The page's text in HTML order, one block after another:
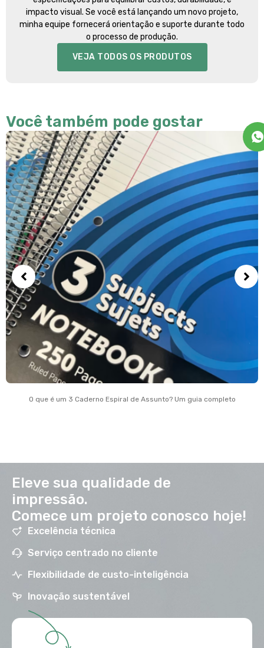
impacto visual. Se você está lançando um novo projeto,
minha equipe fornecerá orientação e suporte durante todo
o processo de produção.
VEJA TODOS OS PRODUTOS
Você também pode gostar
O que é um 3 Caderno Espiral de Assunto? Um guia completo
Eleve sua qualidade de
impressão.
Comece um projeto conosco hoje!
Excelência técnica
Serviço centrado no cliente
Flexibilidade de custo-inteligência
Inovação sustentável